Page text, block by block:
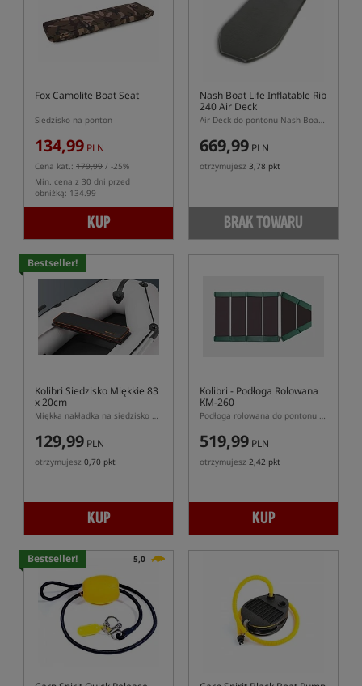
Fox Camolite Boat Seat
Siedzisko na ponton
134,99 PLN
Cena kat.: 179,99 / -25%
Min. cena z 30 dni przed
obniżką: 134.99
KUP
Nash Boat Life Inflatable Rib
240 Air Deck
Air Deck do pontonu Nash Boat Life Inflatable Rib 240
669,99 PLN
otrzymujesz 3,78 pkt
BRAK TOWARU
Bestseller!
Kolibri Siedzisko Miękkie 83
x 20cm
Miękka nakładka na siedzisko do pontonu Kolibri
129,99 PLN
otrzymujesz 0,70 pkt
KUP
Kolibri - Podłoga Rolowana
KM-260
Podłoga rolowana do pontonu Kolibri KM-260
519,99 PLN
otrzymujesz 2,42 pkt
KUP
Bestseller! 5,0